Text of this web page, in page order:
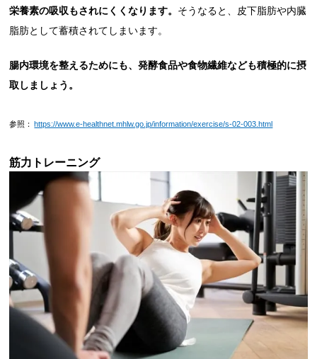
栄養素の吸収もされにくくなります。 そうなると、皮下脂肪や内臓
脂肪として蓄積されてしまいます。
腸内環境を整えるためにも、発酵食品や食物繊維なども積極的に摂
取しましょう。
参照： https://www.e-healthnet.mhlw.go.jp/information/exercise/s-02-003.html
筋力トレーニング